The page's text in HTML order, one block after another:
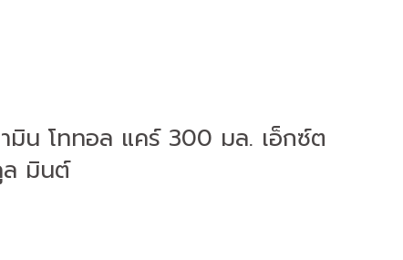
มิน โททอล แคร์ 300 มล. เอ็กซ์ต
ล มินต์